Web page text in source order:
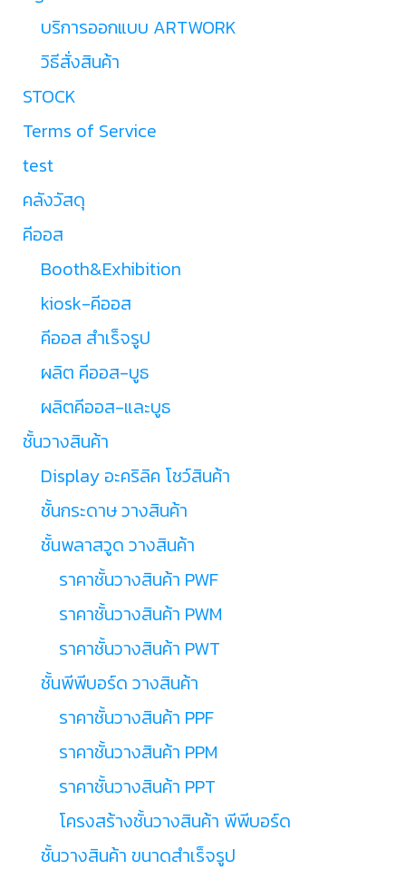
บริการออกแบบ ARTWORK
วิธีสั่งสินค้า
STOCK
Terms of Service
test
คลังวัสดุ
คีออส
Booth&Exhibition
kiosk-คีออส
คีออส สำเร็จรูป
ผลิต คีออส-บูธ
ผลิตคีออส-และบูธ
ชั้นวางสินค้า
Display อะคริลิค โชว์สินค้า
ชั้นกระดาษ วางสินค้า
ชั้นพลาสวูด วางสินค้า
ราคาชั้นวางสินค้า PWF
ราคาชั้นวางสินค้า PWM
ราคาชั้นวางสินค้า PWT
ชั้นพีพีบอร์ด วางสินค้า
ราคาชั้นวางสินค้า PPF
ราคาชั้นวางสินค้า PPM
ราคาชั้นวางสินค้า PPT
โครงสร้างชั้นวางสินค้า พีพีบอร์ด
ชั้นวางสินค้า ขนาดสำเร็จรูป